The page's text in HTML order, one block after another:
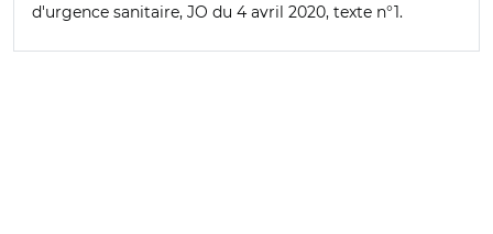
d'urgence sanitaire, JO du 4 avril 2020, texte n°1.